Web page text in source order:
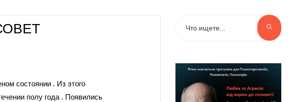
состоянии . Из этого
полу года . Появились